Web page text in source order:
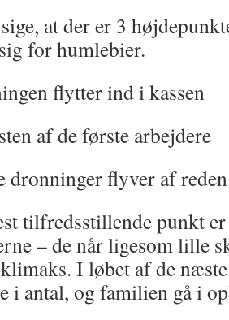
at der er 3
for humlebier.
flytter ind i kassen
af de første arbejdere
dronninger flyver af reden
tilfredsstillende punkt
– de når ligesom lille
I løbet af de
i antal, og familien gå i